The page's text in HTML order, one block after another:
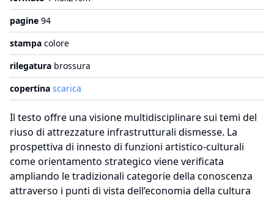
pagine 94
stampa colore
rilegatura brossura
copertina scarica
Il testo offre una visione multidisciplinare sui temi del
riuso di attrezzature infrastrutturali dismesse. La
prospettiva di innesto di funzioni artistico-culturali
come orientamento strategico viene verificata
ampliando le tradizionali categorie della conoscenza
attraverso i punti di vista dell’economia della cultura